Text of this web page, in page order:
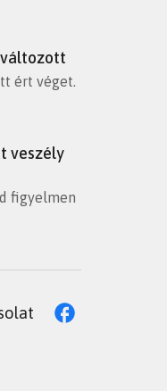
ért véget.
veszély
figyelmen